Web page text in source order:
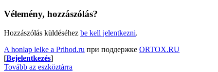
Vélemény, hozzászólás?
Hozzászólás küldéséhez be kell jelentkezni.
A honlap lelke a Prihod.ru при поддержке ORTOX.RU
[Bejelentkezés]
Tovább az eszköztárra